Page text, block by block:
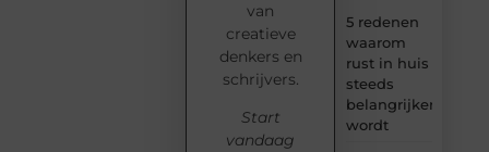
5 redenen
waarom
rust in huis
steeds
belangrijker
wordt
van
creatieve
denkers en
schrijvers.
Start
vandaag